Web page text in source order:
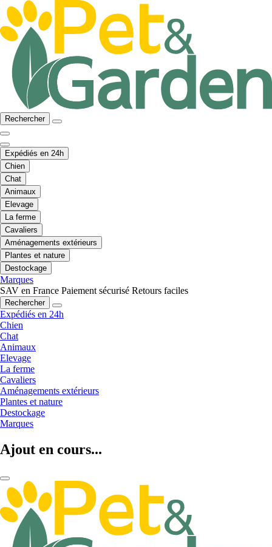
Rechercher
Expédiés en 24h
Chien
Chat
Animaux
Elevage
La ferme
Cavaliers
Aménagements extérieurs
Plantes et nature
Destockage
Marques
SAV en France Paiement sécurisé Retours faciles
Rechercher
Expédiés en 24h
Chien
Chat
Animaux
Elevage
La ferme
Cavaliers
Aménagements extérieurs
Plantes et nature
Destockage
Marques
Ajout en cours...